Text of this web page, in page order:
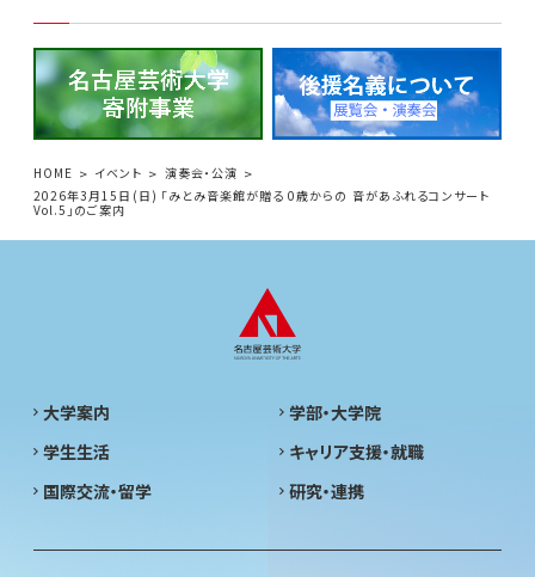
HOME イベント
演奏会・公演
2026年3月15日(日) 「みとみ音楽館が贈る 0歳からの 音があふれるコンサート
Vol.5」のご案内
大学案内
学部・大学院
学生生活
キャリア支援・就職
国際交流・留学
研究・連携